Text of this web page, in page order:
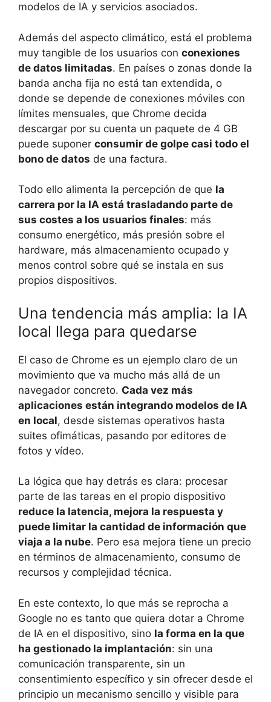
modelos de IA y servicios asociados.
Además del aspecto climático, está el problema
muy tangible de los usuarios con conexiones
de datos limitadas. En países o zonas donde la
banda ancha fija no está tan extendida, o
donde se depende de conexiones móviles con
límites mensuales, que Chrome decida
descargar por su cuenta un paquete de 4 GB
puede suponer consumir de golpe casi todo el
bono de datos de una factura.
Todo ello alimenta la percepción de que la
carrera por la IA está trasladando parte de
sus costes a los usuarios finales: más
consumo energético, más presión sobre el
hardware, más almacenamiento ocupado y
menos control sobre qué se instala en sus
propios dispositivos.
Una tendencia más amplia: la IA
local llega para quedarse
El caso de Chrome es un ejemplo claro de un
movimiento que va mucho más allá de un
navegador concreto. Cada vez más
aplicaciones están integrando modelos de IA
en local, desde sistemas operativos hasta
suites ofimáticas, pasando por editores de
fotos y vídeo.
La lógica que hay detrás es clara: procesar
parte de las tareas en el propio dispositivo
reduce la latencia, mejora la respuesta y
puede limitar la cantidad de información que
viaja a la nube. Pero esa mejora tiene un precio
en términos de almacenamiento, consumo de
recursos y complejidad técnica.
En este contexto, lo que más se reprocha a
Google no es tanto que quiera dotar a Chrome
de IA en el dispositivo, sino la forma en la que
ha gestionado la implantación: sin una
comunicación transparente, sin un
consentimiento específico y sin ofrecer desde el
principio un mecanismo sencillo y visible para